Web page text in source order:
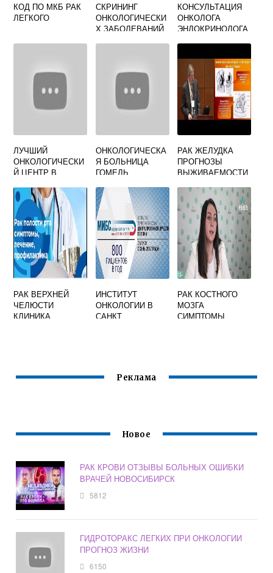
КОД ПО МКБ РАК
ЛЕГКОГО
СКРИНИНГ
ОНКОЛОГИЧЕСКИ
Х ЗАБОЛЕВАНИЙ
КОНСУЛЬТАЦИЯ
ОНКОЛОГА
ЭНДОКРИНОЛОГА
ЛУЧШИЙ
ОНКОЛОГИЧЕСКИ
Й ЦЕНТР В
ОНКОЛОГИЧЕСКА
Я БОЛЬНИЦА
ГОМЕЛЬ
РАК ЖЕЛУДКА
ПРОГНОЗЫ
ВЫЖИВАЕМОСТИ
РАК ВЕРХНЕЙ
ЧЕЛЮСТИ
КЛИНИКА
ИНСТИТУТ
ОНКОЛОГИИ В
САНКТ
РАК КОСТНОГО
МОЗГА
СИМПТОМЫ
Реклама
Новое
РАК КРОВИ ОТЗЫВЫ БОЛЬНЫХ ОШИБКИ
ВРАЧЕЙ НОВОСИБИРСК
5812
ГИДРОТОРАКС ЛЕГКИХ ПРИ ОНКОЛОГИИ
ПРОГНОЗ ЖИЗНИ
6150